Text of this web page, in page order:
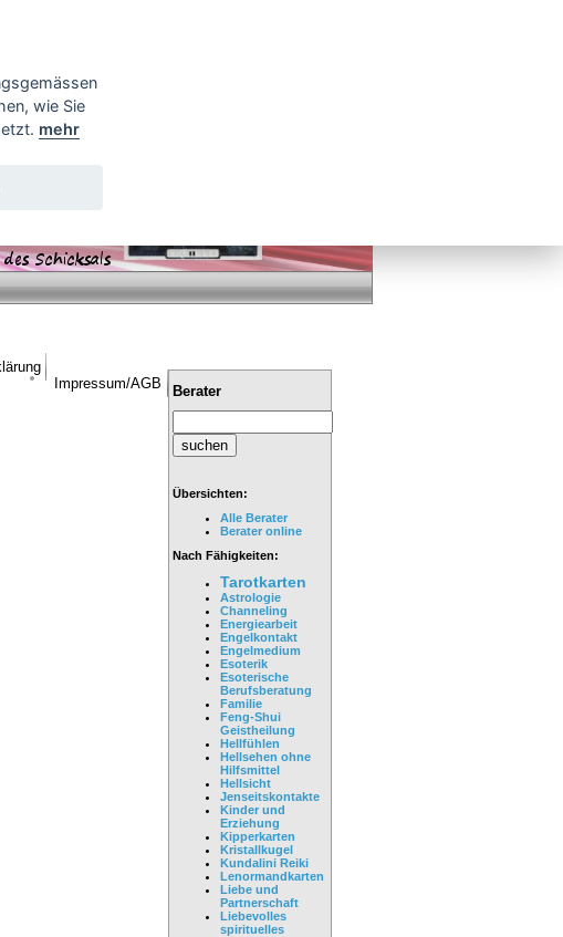
Impressum/AGB
Berater
Übersichten:
Alle Berater
Berater online
Nach Fähigkeiten:
Tarotkarten
Astrologie
Channeling
Energiearbeit
Engelkontakt
Engelmedium
Esoterik
Esoterische
Berufsberatung
Familie
Feng-Shui
Geistheilung
Hellfühlen
Hellsehen ohne
Hilfsmittel
Hellsicht
Jenseitskontakte
Kinder und
Erziehung
Kipperkarten
Kristallkugel
Kundalini Reiki
Lenormandkarten
Liebe und
Partnerschaft
Liebevolles
spirituelles
wie Sie
mehr